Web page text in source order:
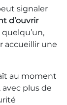
signaler
d’ouvrir
accueillir une
au moment
, avec plus de